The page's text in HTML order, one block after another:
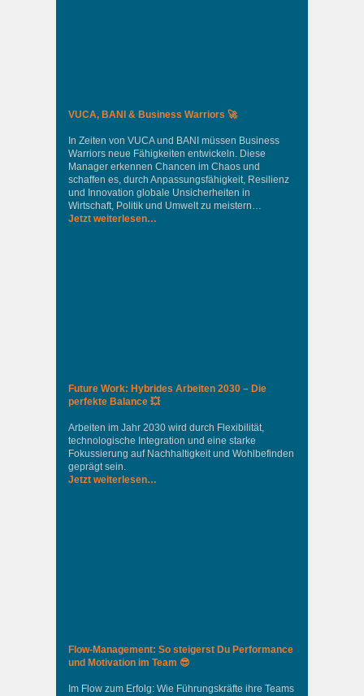
VUCA, BANI & Business Warriors 🚀
In Zeiten von VUCA und BANI müssen Business
Warriors neue Fähigkeiten entwickeln. Diese
Manager erkennen Chancen im Chaos und
schaffen es, durch Anpassungsfähigkeit, Resilienz
und Innovation globale Unsicherheiten in
Wirtschaft, Politik und Umwelt zu meistern…
Jetzt weiterlesen…
Future Work: Hybrides Arbeiten 2030 – Die
perfekte Balance 💥
Arbeiten im Jahr 2030 wird durch Flexibilität,
technologische Integration und eine starke
Fokussierung auf Nachhaltigkeit und Wohlbefinden
geprägt sein.
Jetzt weiterlesen…
Flow-Management: So steigerst Du Performance
und Motivation im Team 😎
Im Flow zum Erfolg: Wie Führungskräfte ihre Teams